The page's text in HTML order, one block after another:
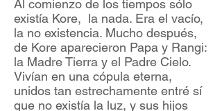
Al comienzo de los tiempos sólo
existía Kore, la nada. Era el vacío,
la no existencia. Mucho después,
de Kore aparecieron Papa y Rangi:
la Madre Tierra y el Padre Cielo.
Vivían en una cópula eterna,
unidos tan estrechamente entré sí
que no existía la luz, y sus hijos